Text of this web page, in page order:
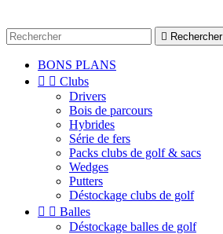
 Rechercher
BONS PLANS
  Clubs
Drivers
Bois de parcours
Hybrides
Série de fers
Packs clubs de golf & sacs
Wedges
Putters
Déstockage clubs de golf
  Balles
Déstockage balles de golf